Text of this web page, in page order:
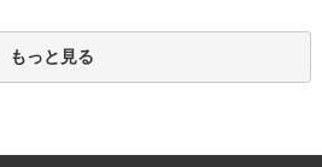
もっと見る